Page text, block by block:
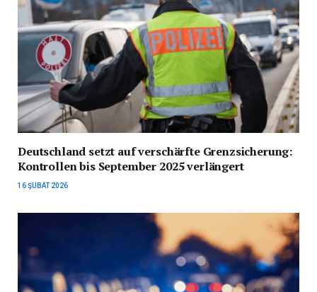
Deutschland setzt auf verschärfte Grenzsicherung:
Kontrollen bis September 2025 verlängert
16 ŞUBAT 2026